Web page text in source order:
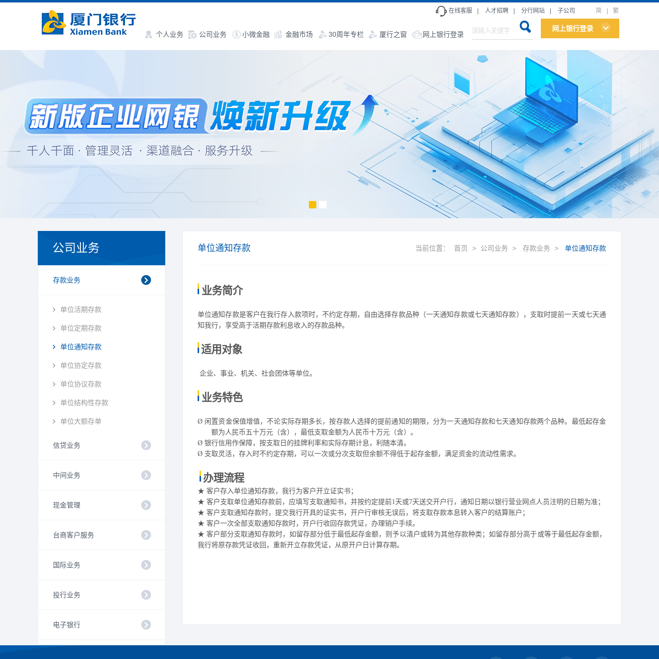
个人业务 公司业务 小微金融 金融市场 30周年专栏 厦行之窗 网上银行登录
网上银行登录
在线客服 人才招聘 分行网站 子公司 简 繁
公司业务
存款业务
单位活期存款
单位定期存款
单位通知存款
单位协定存款
单位协议存款
单位结构性存款
单位大额存单
信贷业务
中间业务
现金管理
台商客户服务
国际业务
投行业务
电子银行
单位通知存款 当前位置： 首页 > 公司业务 > 存款业务 > 单位通知存款
业务简介
单位通知存款是客户在我行存入款项时，不约定存期，自由选择存款品种（一天通知存款或七天通知存款），支取时提前一天或七天通
知我行，享受高于活期存款利息收入的存款品种。
适用对象
企业、事业、机关、社会团体等单位。
业务特色
Ø 闲置资金保值增值，不论实际存期多长，按存款人选择的提前通知的期限，分为一天通知存款和七天通知存款两个品种。最低起存金
额为人民币五十万元（含），最低支取金额为人民币十万元（含）。
Ø 银行信用作保障，按支取日的挂牌利率和实际存期计息，利随本清。
Ø 支取灵活，存入时不约定存期，可以一次或分次支取但余额不得低于起存金额，满足资金的流动性需求。
办理流程
★ 客户存入单位通知存款，我行为客户开立证实书；
★ 客户支取单位通知存款前，应填写支取通知书，并按约定提前1天或7天送交开户行，通知日期以银行营业网点人员注明的日期为准；
★ 客户支取通知存款时，提交我行开具的证实书，开户行审核无误后，将支取存款本息转入客户的结算账户；
★ 客户一次全部支取通知存款时，开户行收回存款凭证，办理销户手续。
★ 客户部分支取通知存款时，如留存部分低于最低起存金额，则予以清户或转为其他存款种类；如留存部分高于或等于最低起存金额，
我行将原存款凭证收回，重新开立存款凭证，从原开户日计算存期。